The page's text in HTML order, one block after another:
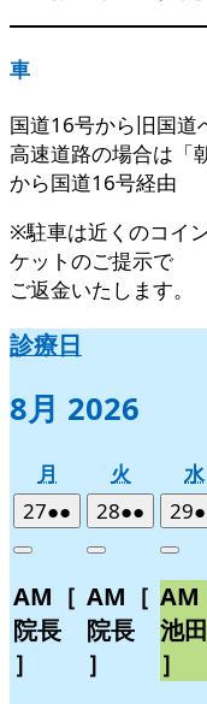
車
国道16号から旧国道
高速道路の場合は「
から国道16号経由
※駐車は近くのコイ
ケットのご提示で
ご返金いたします。
診療日
8月 2026
月
曜
日
火
曜
日
水
272026
年
月
27
日
●●
件
イ
ベ
ト)
Close
AM［
院長
］
282026
年
月
28
日
●●
件
イ
ベ
ト)
Close
AM［
院長
］
29
月
29
日
Close
AM
池田
］